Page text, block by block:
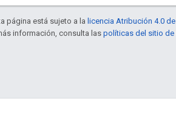
página está sujeto a la licencia Atribución 4.0
información, consulta laspolíticas del sitio de